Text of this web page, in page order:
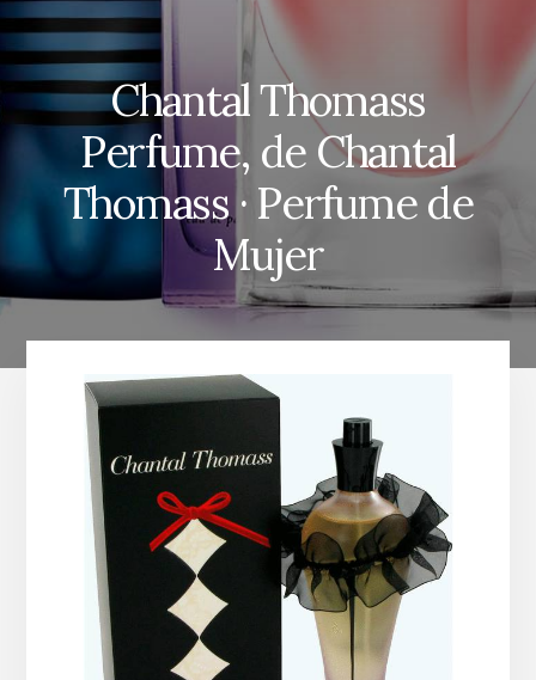
Chantal Thomass
Perfume, de Chantal
Thomass · Perfume de
Mujer